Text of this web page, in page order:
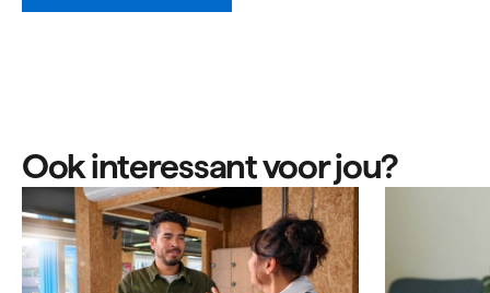
Ook interessant voor jou?